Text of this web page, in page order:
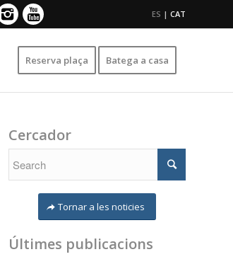
ES | CAT
Reserva plaça Batega a casa
Cercador
Tornar a les noticies
Últimes publicacions